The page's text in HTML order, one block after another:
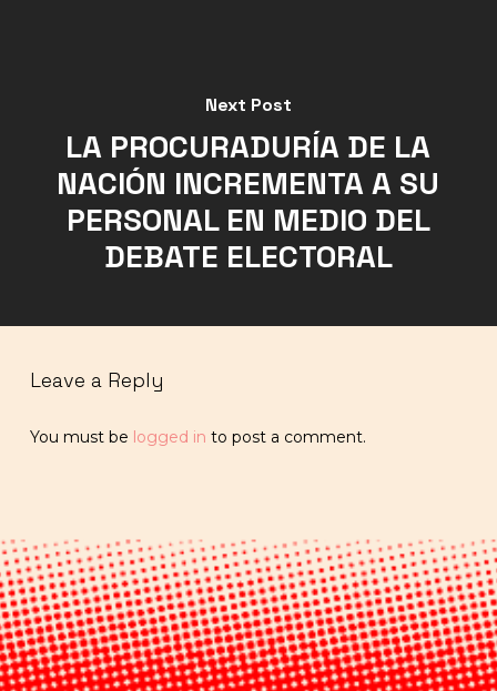
Next Post
LA PROCURADURÍA DE LA
NACIÓN INCREMENTA A SU
PERSONAL EN MEDIO DEL
DEBATE ELECTORAL
Leave a Reply
You must be logged in to post a comment.